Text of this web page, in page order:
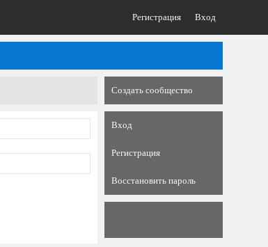
Регистрация Вход
Создать сообщество
Вход
Регистрация
Восстановить пароль